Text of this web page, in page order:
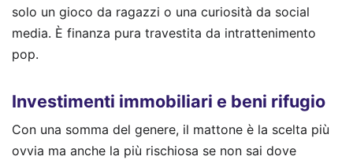
solo un gioco da ragazzi o una curiosità da social
media. È finanza pura travestita da intrattenimento
pop.
Investimenti immobiliari e beni rifugio
Con una somma del genere, il mattone è la scelta più
ovvia ma anche la più rischiosa se non sai dove